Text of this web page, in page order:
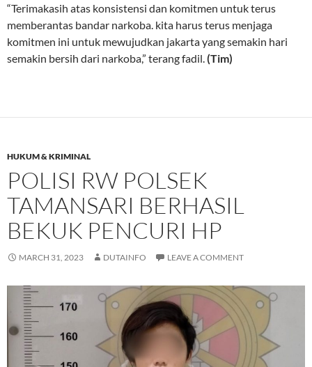
“Terimakasih atas konsistensi dan komitmen untuk terus
memberantas bandar narkoba. kita harus terus menjaga
komitmen ini untuk mewujudkan jakarta yang semakin hari
semakin bersih dari narkoba,” terang fadil.(Tim)
HUKUM & KRIMINAL
POLISI RW POLSEK
TAMANSARI BERHASIL
BEKUK PENCURI HP
MARCH 31, 2023 DUTAINFO LEAVE A COMMENT